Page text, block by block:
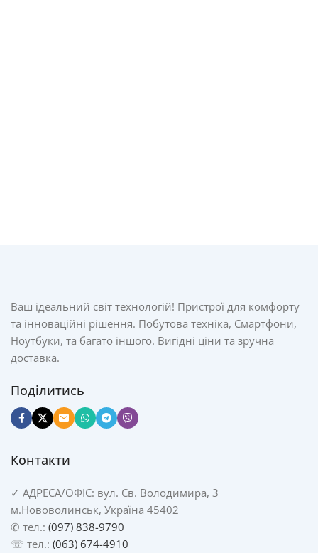
Ваш ідеальний світ технологій! Пристрої для комфорту
та інноваційні рішення. Побутова техніка, Смартфони,
Ноутбуки, та багато іншого. Вигідні ціни та зручна
доставка.
Поділитись
Контакти
✓ АДРЕСА/ОФІС: вул. Св. Володимира, 3
м.Нововолинськ, Україна 45402
✆ тел.: (097) 838-9790
☏ тел.: (063) 674-4910